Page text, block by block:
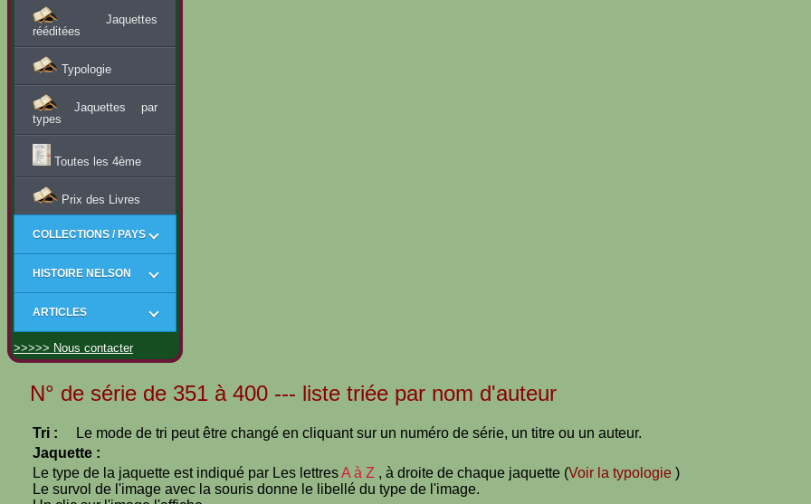
Jaquettes
rééditées
Typologie
Jaquettes par
types
Toutes les 4ème
Prix des Livres
COLLECTIONS / PAYS
HISTOIRE NELSON
ARTICLES
>>>>> Nous contacter
N° de série de 351 à 400 --- liste triée par nom d'auteur
Tri :
Le mode de tri peut être changé en cliquant sur un numéro de série, un titre ou un auteur.
Jaquette :
Le type de la jaquette est indiqué par Les lettresA à Z , à droite de chaque jaquette (Voir la typologie )
Le survol de l'image avec la souris donne le libellé du type de l'image.